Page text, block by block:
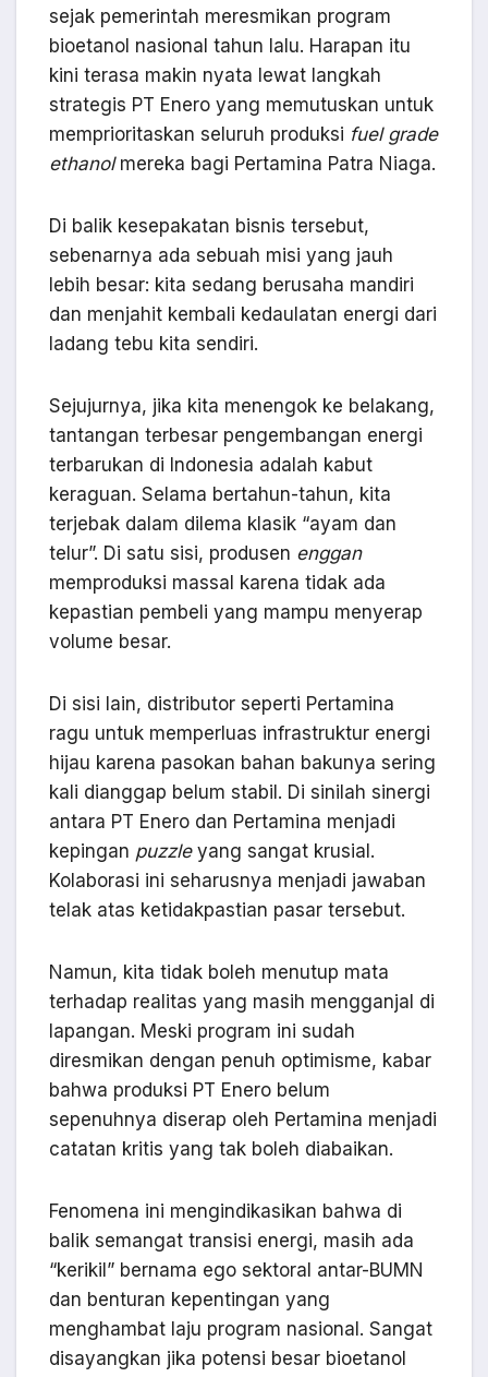
sejak pemerintah meresmikan program
bioetanol nasional tahun lalu. Harapan itu
kini terasa makin nyata lewat langkah
strategis PT Enero yang memutuskan untuk
memprioritaskan seluruh produksi fuel grade
ethanolmereka bagi Pertamina Patra Niaga.
Di balik kesepakatan bisnis tersebut,
sebenarnya ada sebuah misi yang jauh
lebih besar: kita sedang berusaha mandiri
dan menjahit kembali kedaulatan energi dari
ladang tebu kita sendiri.
Sejujurnya, jika kita menengok ke belakang,
tantangan terbesar pengembangan energi
terbarukan di Indonesia adalah kabut
keraguan. Selama bertahun-tahun, kita
terjebak dalam dilema klasik “ayam dan
telur”. Di satu sisi, produsen enggan
memproduksi massal karena tidak ada
kepastian pembeli yang mampu menyerap
volume besar.
Di sisi lain, distributor seperti Pertamina
ragu untuk memperluas infrastruktur energi
hijau karena pasokan bahan bakunya sering
kali dianggap belum stabil. Di sinilah sinergi
antara PT Enero dan Pertamina menjadi
kepingan puzzleyang sangat krusial.
Kolaborasi ini seharusnya menjadi jawaban
telak atas ketidakpastian pasar tersebut.
Namun, kita tidak boleh menutup mata
terhadap realitas yang masih mengganjal di
lapangan. Meski program ini sudah
diresmikan dengan penuh optimisme, kabar
bahwa produksi PT Enero belum
sepenuhnya diserap oleh Pertamina menjadi
catatan kritis yang tak boleh diabaikan.
Fenomena ini mengindikasikan bahwa di
balik semangat transisi energi, masih ada
“kerikil” bernama ego sektoral antar-BUMN
dan benturan kepentingan yang
menghambat laju program nasional. Sangat
disayangkan jika potensi besar bioetanol